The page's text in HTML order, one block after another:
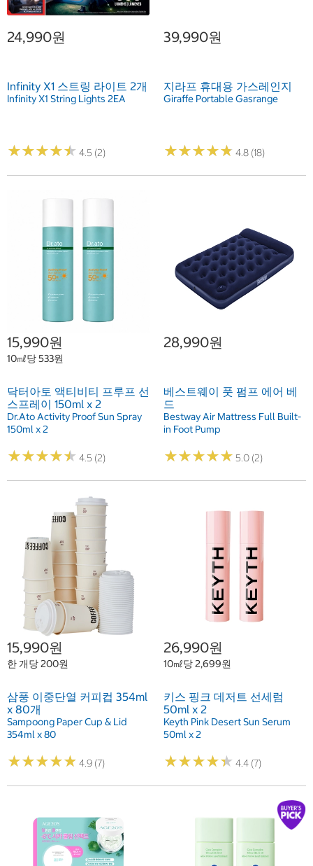
24,990원
Infinity X1 스트링 라이트 2개
Infinity X1 String Lights 2EA
★★★★★
★★★★★ 4.5 (2)
39,990원
지라프 휴대용 가스레인지
Giraffe Portable Gasrange
★★★★★
★★★★★ 4.8 (18)
15,990원
10㎖당 533원
닥터아토 액티비티 프루프 선
스프레이 150ml x 2
Dr.Ato Activity Proof Sun Spray
150ml x 2
★★★★★
★★★★★ 4.5 (2)
28,990원
베스트웨이 풋 펌프 에어 베
드
Bestway Air Mattress Full Built-
in Foot Pump
★★★★★
★★★★★ 5.0 (2)
15,990원
한 개당 200원
삼풍 이중단열 커피컵 354ml
x 80개
Sampoong Paper Cup & Lid
354ml x 80
★★★★★
★★★★★ 4.9 (7)
26,990원
10㎖당 2,699원
키스 핑크 데저트 선세럼
50ml x 2
Keyth Pink Desert Sun Serum
50ml x 2
★★★★★
★★★★★ 4.4 (7)